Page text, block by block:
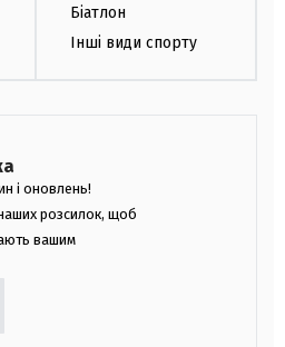
Біатлон
Інші види спорту
і оновлень!
розсилок, щоб
вашим